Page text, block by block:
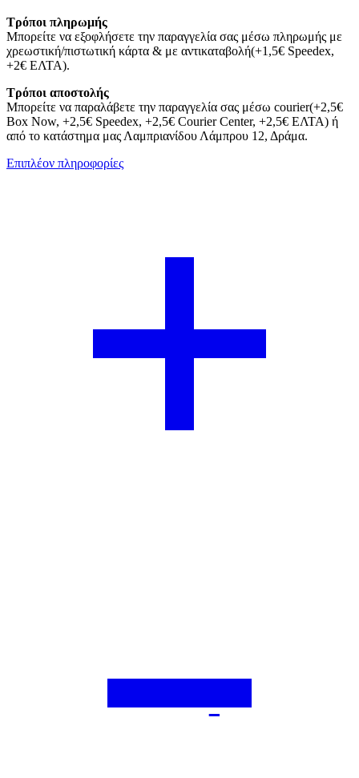
Τρόποι πληρωμής
Μπορείτε να εξοφλήσετε την παραγγελία σας μέσω πληρωμής με
χρεωστική/πιστωτική κάρτα & με αντικαταβολή(+1,5€ Speedex,
+2€ ΕΛΤΑ).
Τρόποι αποστολής
Μπορείτε να παραλάβετε την παραγγελία σας μέσω courier(+2,5€
Box Now, +2,5€ Speedex, +2,5€ Courier Center, +2,5€ ΕΛΤΑ) ή
από το κατάστημα μας Λαμπριανίδου Λάμπρου 12, Δράμα.
Επιπλέον πληροφορίες